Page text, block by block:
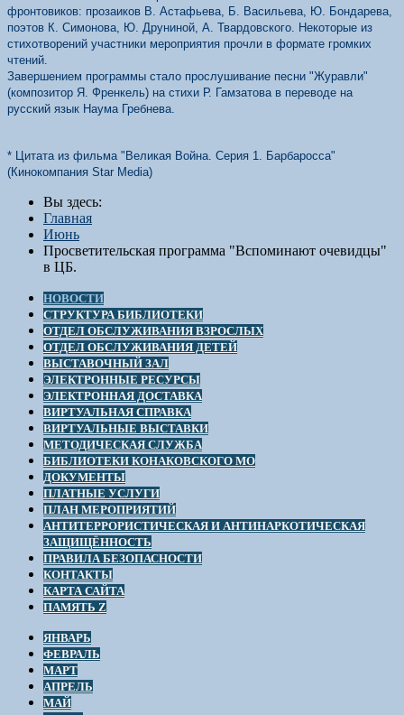
фронтовиков: прозаиков В. Астафьева, Б. Васильева, Ю. Бондарева,
поэтов К. Симонова, Ю. Друниной, А. Твардовского. Некоторые из
стихотворений участники мероприятия прочли в формате громких
чтений.
Завершением программы стало прослушивание песни "Журавли"
(композитор Я. Френкель) на стихи Р. Гамзатова в переводе на
русский язык Наума Гребнева.
* Цитата из фильма "Великая Война. Серия 1. Барбаросса"
(Кинокомпания Star Media)
Вы здесь:
Главная
Июнь
Просветительская программа "Вспоминают очевидцы"
в ЦБ.
НОВОСТИ
СТРУКТУРА БИБЛИОТЕКИ
ОТДЕЛ ОБСЛУЖИВАНИЯ ВЗРОСЛЫХ
ОТДЕЛ ОБСЛУЖИВАНИЯ ДЕТЕЙ
ВЫСТАВОЧНЫЙ ЗАЛ
ЭЛЕКТРОННЫЕ РЕСУРСЫ
ЭЛЕКТРОННАЯ ДОСТАВКА
ВИРТУАЛЬНАЯ СПРАВКА
ВИРТУАЛЬНЫЕ ВЫСТАВКИ
МЕТОДИЧЕСКАЯ СЛУЖБА
БИБЛИОТЕКИ КОНАКОВСКОГО МО
ДОКУМЕНТЫ
ПЛАТНЫЕ УСЛУГИ
ПЛАН МЕРОПРИЯТИЙ
АНТИТЕРРОРИСТИЧЕСКАЯ И АНТИНАРКОТИЧЕСКАЯ
ЗАЩИЩЁННОСТЬ
ПРАВИЛА БЕЗОПАСНОСТИ
КОНТАКТЫ
КАРТА САЙТА
ПАМЯТЬ Z
ЯНВАРЬ
ФЕВРАЛЬ
МАРТ
АПРЕЛЬ
МАЙ